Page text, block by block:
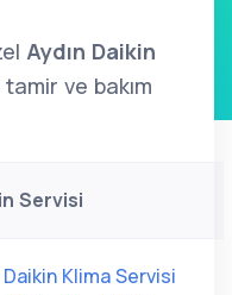
Aydın Daikin
ve bakım
Servisi
Daikin Klima Servisi